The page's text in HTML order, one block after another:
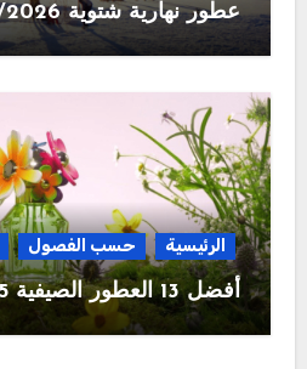
عطور نهارية شتوية 2025/2026
الرئيسية حسب الفصول
أفضل 13 العطور الصيفية 2025